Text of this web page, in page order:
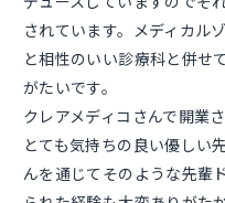
されています。メディカル
と相性のいい診療科と併せ
がたいです。
クレアメディコさんで開業
とても気持ちの良い優しい
んを通じてそのような先輩